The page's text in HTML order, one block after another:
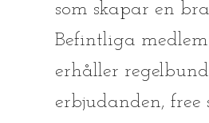
som skapar en
Befintliga
erhåller
erbjudanden, free